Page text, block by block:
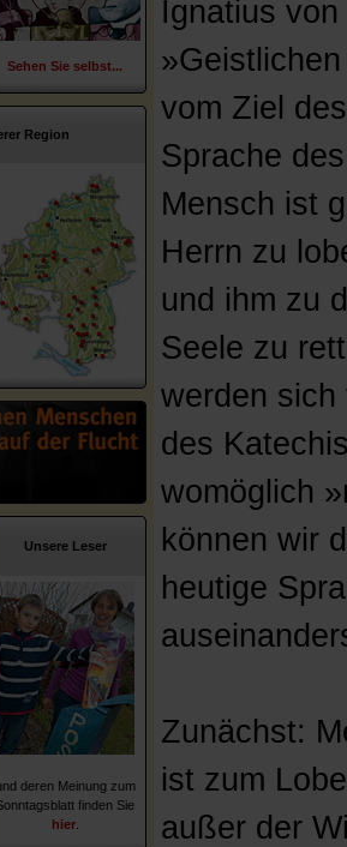
Sehen Sie selbst...
Region
Unsere Leser
deren Meinung zum
finden Sie
hier
Ignatius
vom Ziel
Sprache
Mensch ist
Herrn zu
und ihm zu
Seele zu
werden sich
des
womöglich
können wir
heutige
Zunächst:
ist zum
außer der